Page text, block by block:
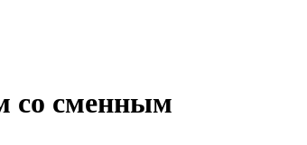
со сменным